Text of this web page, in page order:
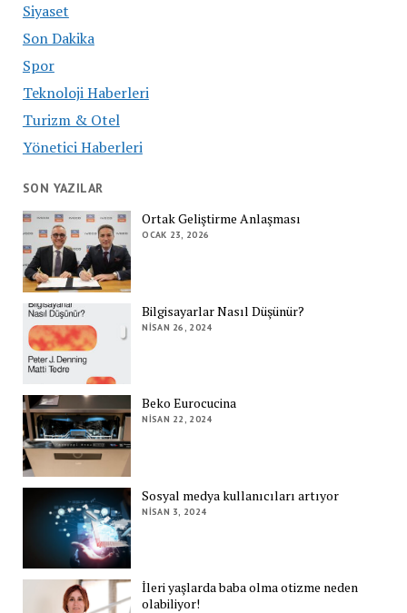
Siyaset
Son Dakika
Spor
Teknoloji Haberleri
Turizm & Otel
Yönetici Haberleri
SON YAZILAR
Ortak Geliştirme Anlaşması
OCAK 23, 2026
Bilgisayarlar Nasıl Düşünür?
NISAN 26, 2024
Beko Eurocucina
NISAN 22, 2024
Sosyal medya kullanıcıları artıyor
NISAN 3, 2024
İleri yaşlarda baba olma otizme neden
olabiliyor!